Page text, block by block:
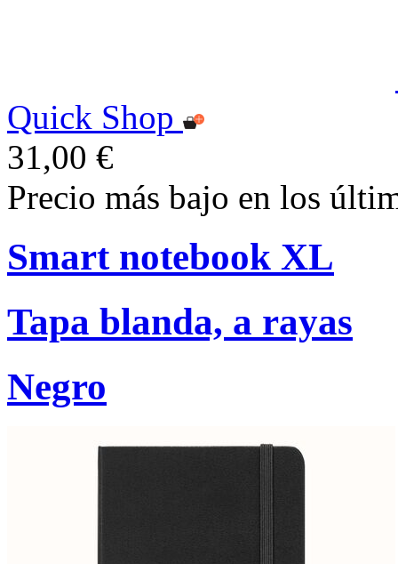
Quick Shop
31,00 €
Precio más bajo en los
Smart notebook XL
Tapa blanda, a rayas
Negro